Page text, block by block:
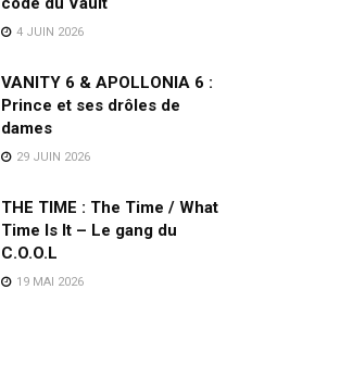
4 JUIN 2026
VANITY 6 & APOLLONIA 6 :
Prince et ses drôles de
dames
29 JUIN 2026
THE TIME : The Time / What
Time Is It – Le gang du
C.O.O.L
19 MAI 2026